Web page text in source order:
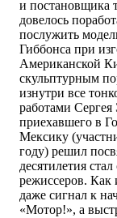
и постановщика
довелось
послужить
Гиббонса при
Американской
скульптурным
изнутри все
работами Сергея
приехавшего в
Мексику
году) решил
десятилетия
режиссеров. Как
даже сигнал к
«Мотор!», а